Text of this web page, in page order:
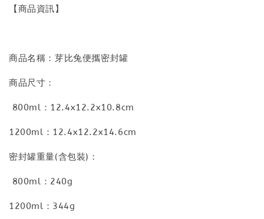
【商品資訊】
商品名稱：芽比兔便攜密封罐
商品尺寸：
800ml：12.4x12.2x10.8cm
1200ml：12.4x12.2x14.6cm
密封罐重量(含包裝)：
800ml：240g
1200ml：344g